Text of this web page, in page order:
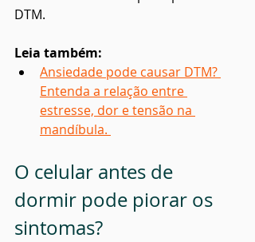
DTM.
Leia também:
Ansiedade pode causar DTM?
Entenda a relação entre
estresse, dor e tensão na
mandíbula.
O celular antes de
dormir pode piorar os
sintomas?